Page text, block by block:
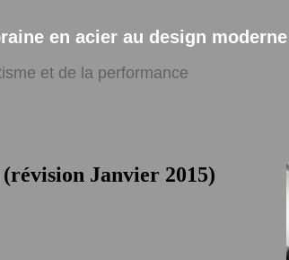
Janvier 2015)
en acier au design moderne
et de la performance